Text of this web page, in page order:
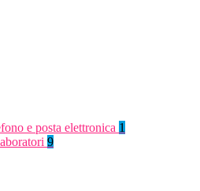
e posta elettronica 1
9